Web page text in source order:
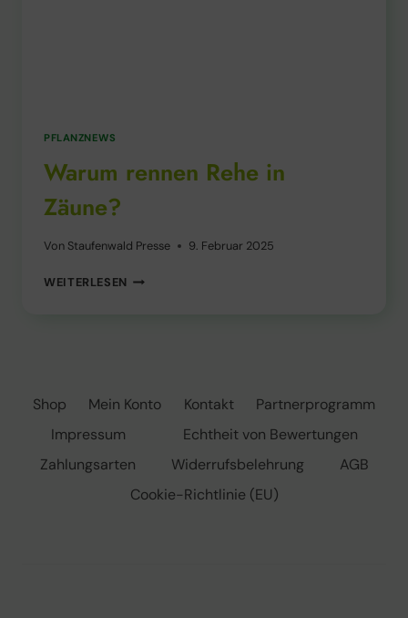
PFLANZNEWS
Warum rennen Rehe in
Zäune?
Von Staufenwald Presse 9. Februar 2025
WEITERLESEN WARUM
Shop Mein Konto Kontakt
Partnerprogramm
Impressum
Echtheit von Bewertungen
Zahlungsarten
Widerrufsbelehrung
AGB
Cookie-Richtlinie (EU)